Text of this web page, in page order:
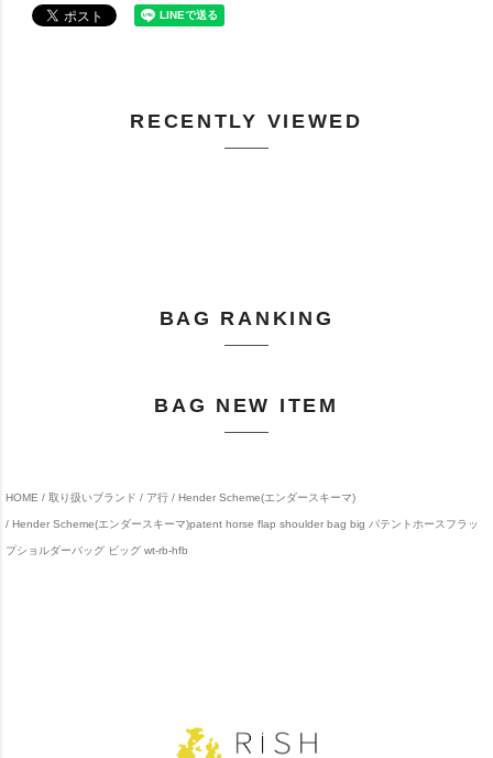
RECENTLY VIEWED
BAG RANKING
BAG NEW ITEM
HOME 取り扱いブランド ア行 Hender Scheme(エンダースキーマ)
Hender Scheme(エンダースキーマ)patent horse flap shoulder bag big パテントホースフラッ
プショルダーバッグ ビッグ wt-rb-hfb